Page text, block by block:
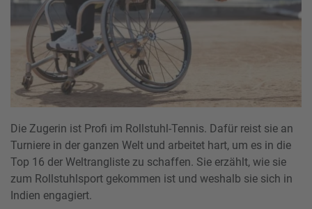
Die Zugerin ist Profi im Rollstuhl-Tennis. Dafür reist sie an
Turniere in der ganzen Welt und arbeitet hart, um es in die
Top 16 der Weltrangliste zu schaffen. Sie erzählt, wie sie
zum Rollstuhlsport gekommen ist und weshalb sie sich in
Indien engagiert.